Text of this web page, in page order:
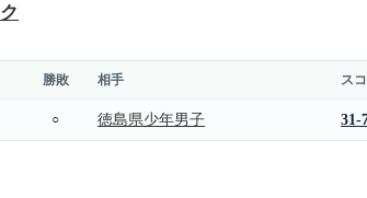
勝敗 相手 ス
○ 徳島県少年男子 31-